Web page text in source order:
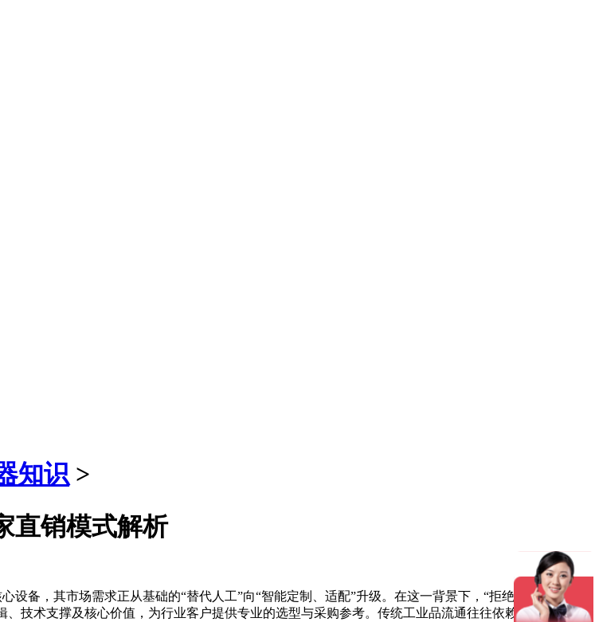
知识 >
直销模式解析
备，其市场需求正从基础的“替代人工”向“智能定制、适配”升级。在这一背景下，“拒绝中间商赚差
技术支撑及核心价值，为行业客户提供专业的选型与采购参考。传统工业品流通往往依赖多级经销商